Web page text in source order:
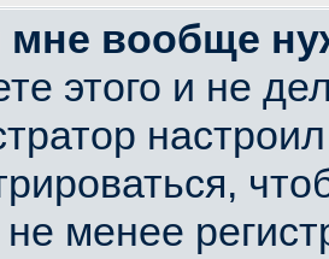
мне вообще
этого и не
не менее